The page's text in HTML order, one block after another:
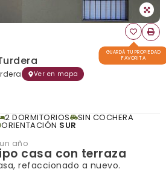
GUARDÁ TU PROPIEDAD
FAVORITA
Ver en mapa
2 DORMITORIOS SIN COCHERA
ORIENTACIÓN SUR
año
casa con terraza
refaccionado a nuevo.